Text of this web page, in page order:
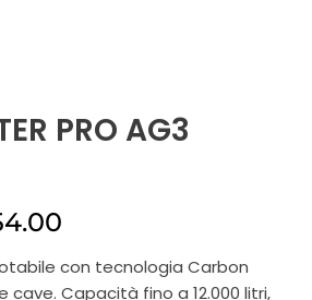
PRO AG3
con tecnologia Carbon
cave. Capacità fino a 12.000 litri,